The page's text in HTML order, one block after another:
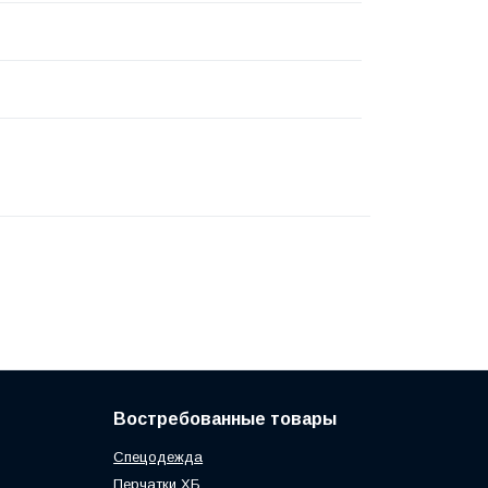
Востребованные товары
Спецодежда
Перчатки ХБ